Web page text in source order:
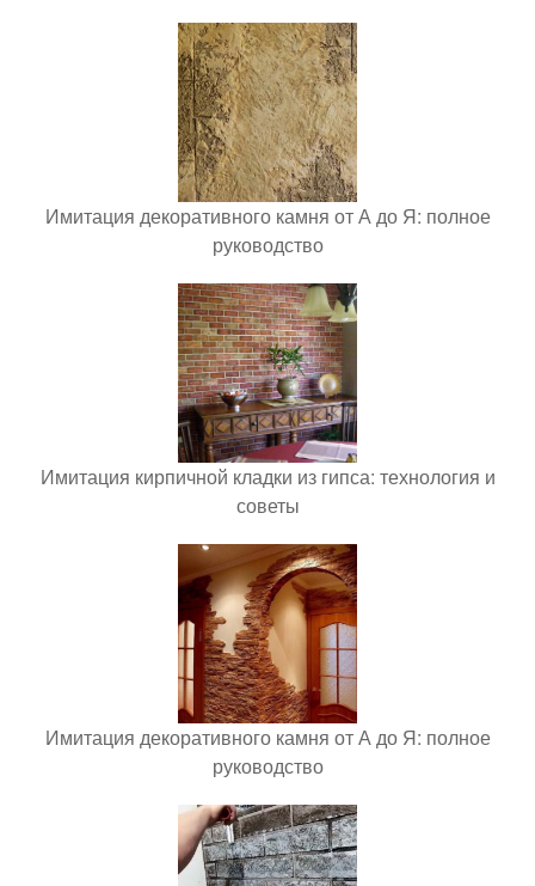
Имитация декоративного камня от А до Я: полное
руководство
Имитация кирпичной кладки из гипса: технология и
советы
Имитация декоративного камня от А до Я: полное
руководство